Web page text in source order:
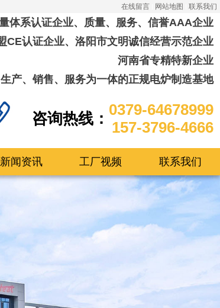
在线留言 网站地图 联系我们
体系认证企业、质量、服务、信誉AAA企业
CE认证企业、洛阳市文明诚信经营示范企业
河南省专精特新企业
产、销售、服务为一体的正规电炉制造基地
咨询热线： 0379-64678999
157-3796-4666
新闻资讯 工厂视频 联系我们